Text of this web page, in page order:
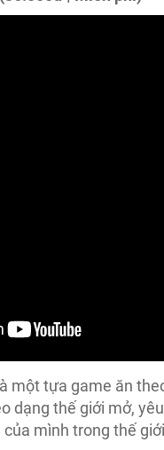
một tựa game ăn
dạng thế giới mở,
mình trong thế